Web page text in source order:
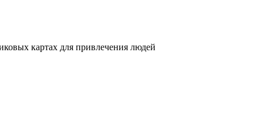
картах для привлечения людей